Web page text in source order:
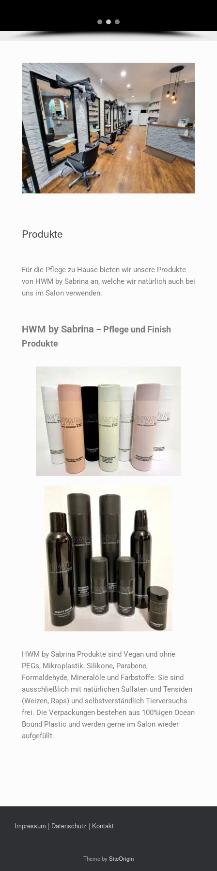
Produkte
Für die Pflege zu Hause bieten wir unsere Produkte
von HWM by Sabrina an, welche wir natürlich auch bei
uns im Salon verwenden.
HWM by Sabrina – Pflege und Finish
Produkte
HWM by Sabrina Produkte sind Vegan und ohne
PEGs, Mikroplastik, Silikone, Parabene,
Formaldehyde, Mineralöle und Farbstoffe. Sie sind
ausschließlich mit natürlichen Sulfaten und Tensiden
(Weizen, Raps) und selbstverständlich Tierversuchs
frei. Die Verpackungen bestehen aus 100%igen Ocean
Bound Plastic und werden gerne im Salon wieder
aufgefüllt.
Impressum | Datenschutz | Kontakt
Theme bySiteOrigin